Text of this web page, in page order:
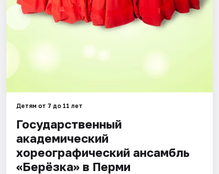
Рейтинги
Детям от 7 до 11 лет
Государственный
академический
хореографический ансамбль
«Берёзка» в Перми